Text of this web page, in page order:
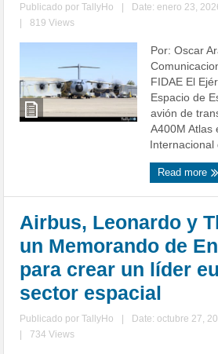
Publicado porTallyHo Date: enero 23,
819 Views
Por: Oscar
FIDAE El
Espacio de
avión de
A400M Atlas
Internacional
Read more
Airbus, Leonardo y
un Memorando de
para crear un líder
sector espacial
Publicado porTallyHo Date: octubre 27,
734 Views